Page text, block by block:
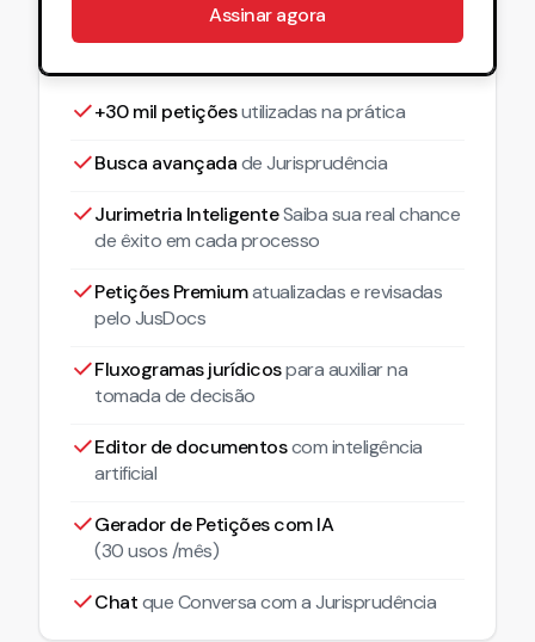
Assinar agora
+30 mil petiçõesutilizadas na prática
Busca avançadade Jurisprudência
Jurimetria InteligenteSaiba sua real chance
de êxito em cada processo
Petições Premiumatualizadase revisadas
pelo JusDocs
Fluxogramas jurídicospara auxiliar na
tomada de decisão
Editor de documentoscom inteligência
artificial
Gerador de Petições com IA
(30 usos /mês)
Chatque Conversa com a Jurisprudência